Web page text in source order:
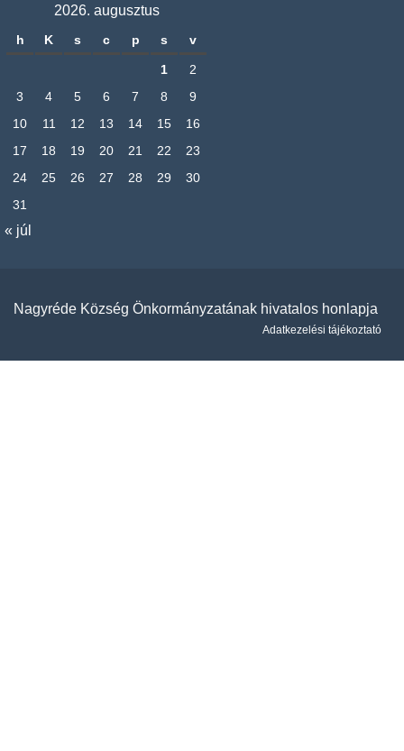
2026. augusztus
h K s c p s v
1
2
3
4 5 6 7 8
9
10
11 12 13 14 15
16
17
18 19 20 21 22
23
24
25 26 27 28 29
30
31
« júl
Nagyréde Község Önkormányzatának hivatalos honlapja
Adatkezelési tájékoztató